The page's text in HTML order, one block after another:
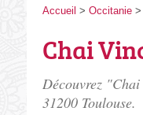
Accueil > Occitanie >
Chai
Découvrez
31200 Toulouse.